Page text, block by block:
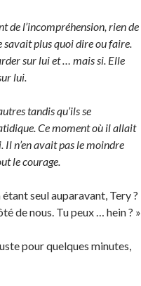
de l’incompréhension, rien de
savait plus quoi dire ou faire.
sur lui et … mais si. Elle
lui.
tandis qu’ils se
Ce moment où il allait
n’en avait pas le moindre
le courage.
seul auparavant, Tery ?
de nous. Tu peux … hein ? »
pour quelques minutes,